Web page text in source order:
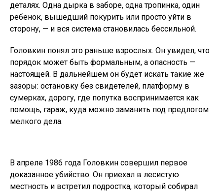
деталях. Одна дырка в заборе, одна тропинка, один
ребенок, вышедший покурить или просто уйти в
сторону, — и вся система становилась бессильной.
Головкин понял это раньше взрослых. Он увидел, что
порядок может быть формальным, а опасность —
настоящей. В дальнейшем он будет искать такие же
зазоры: остановку без свидетелей, платформу в
сумерках, дорогу, где попутка воспринимается как
помощь, гараж, куда можно заманить под предлогом
мелкого дела.
В апреле 1986 года Головкин совершил первое
доказанное убийство. Он приехал в лесистую
местность и встретил подростка, который собирал